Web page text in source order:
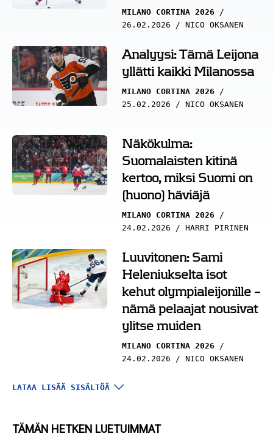
MILANO CORTINA 2026
26.02.2026
NICO OKSANEN
Analyysi: Tämä Leijona
yllätti kaikki Milanossa
MILANO CORTINA 2026
25.02.2026
NICO OKSANEN
Näkökulma:
Suomalaisten kitinä
kertoo, miksi Suomi on
(huono) häviäjä
MILANO CORTINA 2026
24.02.2026
HARRI PIRINEN
Luuvitonen: Sami
Heleniukselta isot
kehut olympialeijonille –
nämä pelaajat nousivat
ylitse muiden
MILANO CORTINA 2026
24.02.2026
NICO OKSANEN
Näkökulma:
Kanadan
LATAA LISÄÄ SISÄLTÖÄ
TÄMÄN HETKEN LUETUIMMAT